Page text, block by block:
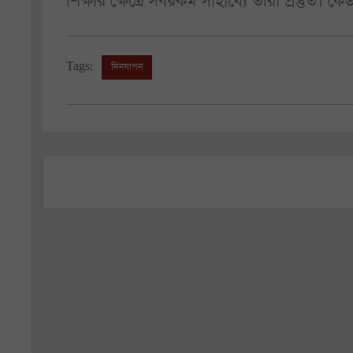
Tags: দিনযাপন